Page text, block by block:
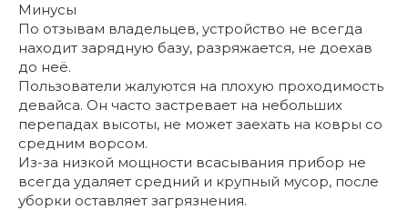
Минусы
По отзывам владельцев, устройство не всегда
находит зарядную базу, разряжается, не доехав
до неё.
Пользователи жалуются на плохую проходимость
девайса. Он часто застревает на небольших
перепадах высоты, не может заехать на ковры со
средним ворсом.
Из-за низкой мощности всасывания прибор не
всегда удаляет средний и крупный мусор, после
уборки оставляет загрязнения.